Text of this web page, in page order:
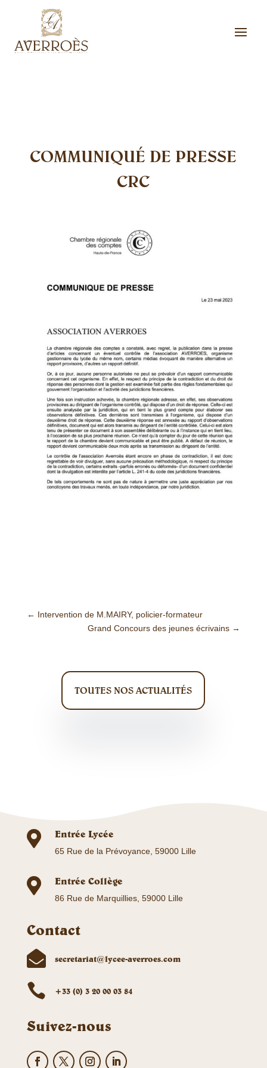
COMMUNIQUÉ DE PRESSE
CRC
← Intervention de M.MAIRY, policier-formateur
Grand Concours des jeunes écrivains →
TOUTES NOS ACTUALITÉS
 Entrée Lycée
65 Rue de la Prévoyance, 59000 Lille
 Entrée Collège
86 Rue de Marquillies, 59000 Lille
Contact
 secretariat@lycee-averroes.com
 +33 (0) 3 20 00 03 84
Suivez-nous